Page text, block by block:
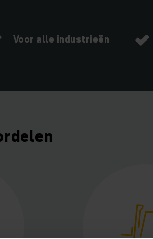
Voor alle industrieën